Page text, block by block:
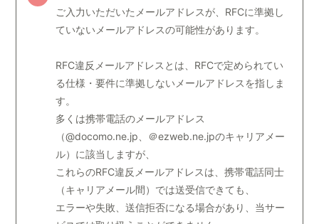
RADIO PHOTO
会員登録
ご入力いただいたメールアドレスが、RFCに準拠し
ていないメールアドレスの可能性があります。
RFC違反メールアドレスとは、RFCで定められてい
る仕様・要件に準拠しないメールアドレスを指しま
す。
多くは携帯電話のメールアドレス
（@docomo.ne.jp、＠ezweb.ne.jpのキャリアメー
ル）に該当しますが、
これらのRFC違反メールアドレスは、携帯電話同士
（キャリアメール間）では送受信できても、
エラーや失敗、送信拒否になる場合があり、当サー